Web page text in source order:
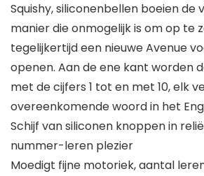
Squishy, ​​siliconenbellen boeien de
manier die onmogelijk is om op te
tegelijkertijd een nieuwe Avenue
openen. Aan de ene kant worden
met de cijfers 1 tot en met 10, elk
overeenkomende woord in het
Schijf van siliconen knoppen in
nummer-leren plezier
Moedigt fijne motoriek, aantal